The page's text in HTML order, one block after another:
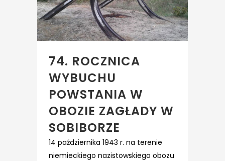
74. ROCZNICA
WYBUCHU
POWSTANIA W
OBOZIE ZAGŁADY W
SOBIBORZE
14 października 1943 r. na terenie
niemieckiego nazistowskiego obozu